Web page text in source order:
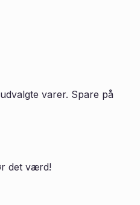
varer. Spare på
det værd!